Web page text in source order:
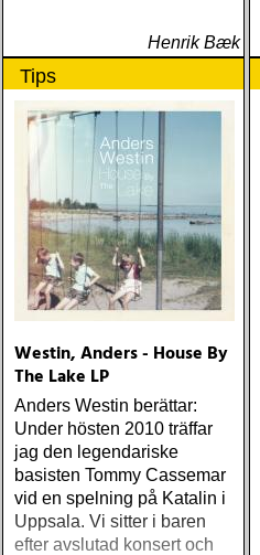
Henrik Bæk
Tips
Westin, Anders - House By
The Lake LP
Anders Westin berättar:
Under hösten 2010 träffar
jag den legendariske
basisten Tommy Cassemar
vid en spelning på Katalin i
Uppsala. Vi sitter i baren
efter avslutad konsert och